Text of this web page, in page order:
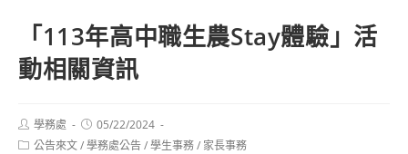
「113年高中職生農Stay體驗」活
動相關資訊
Post
author:
學務處
Post
published:
05/22/2024
Post公告來文/學務處公告/學生事務/ 家長事務